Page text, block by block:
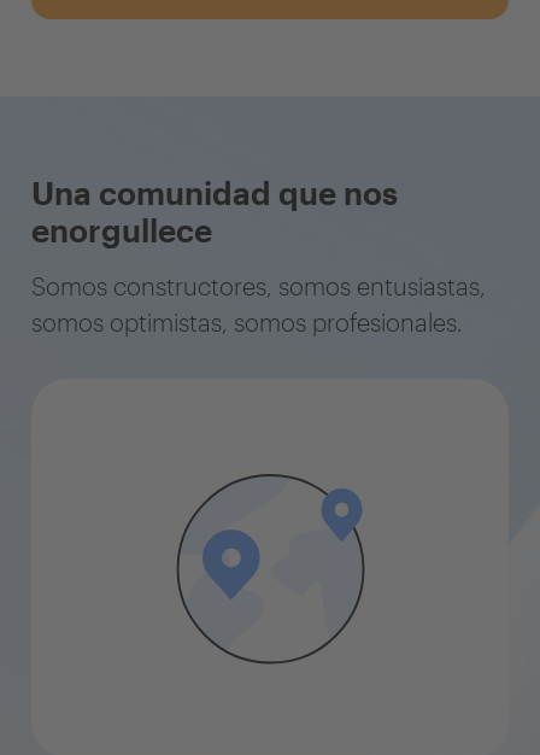
Una comunidad que nos
enorgullece
Somos constructores, somos entusiastas,
somos optimistas, somos profesionales.